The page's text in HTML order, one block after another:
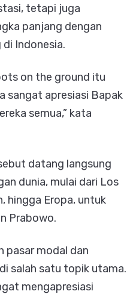
tetapi juga
panjang dengan
Indonesia.
on the ground itu
sangat apresiasi Bapak
semua,” kata
datang langsung
dunia, mulai dari Los
hingga Eropa, untuk
Prabowo.
pasar modal dan
salah satu topik utama.
mengapresiasi